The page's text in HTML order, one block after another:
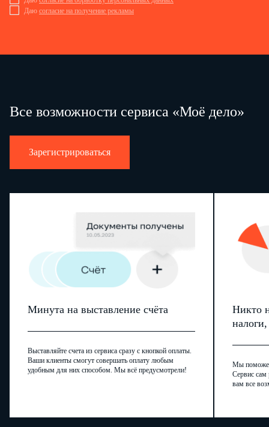
Даю согласие на получение рекламы
Все возможности сервиса «Моё дело»
Зарегистрироваться
Минута на выставление счёта
Выставляйте счета из сервиса сразу с кнопкой оплаты.
Ваши клиенты смогут совершать оплату любым
удобным для них способом. Мы всё предусмотрели!
Никто
Мы
Сервис сам
вам все